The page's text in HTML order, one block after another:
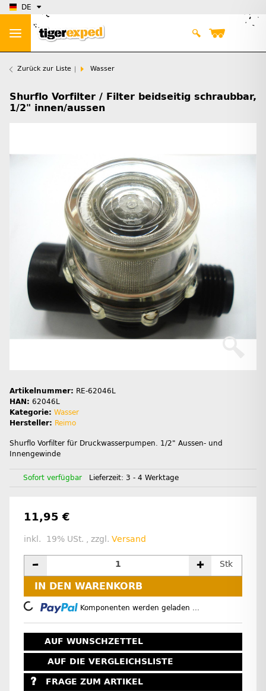
DE
Zurück zur Liste Wasser
Shurflo Vorfilter / Filter beidseitig schraubbar,
1/2" innen/aussen
Artikelnummer: RE-62046L
HAN: 62046L
Kategorie: Wasser
Hersteller: Reimo
Shurflo Vorfilter für Druckwasserpumpen. 1/2" Aussen- und
Innengewinde
Sofort verfügbar Lieferzeit: 3 - 4 Werktage
11,95 €
inkl. 19% USt. , zzgl. Versand
Stk
IN DEN WARENKORB
Loading... Komponenten werden geladen ...
AUF WUNSCHZETTEL
AUF DIE VERGLEICHSLISTE
FRAGE ZUM ARTIKEL